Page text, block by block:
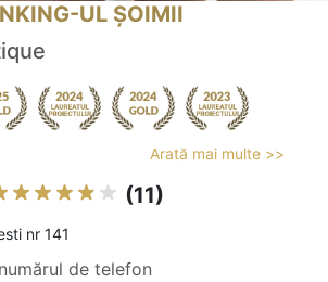
UL ȘOIMII
Arată mai multe >>
(11)
nr 141
de telefon